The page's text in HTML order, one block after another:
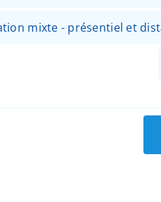
mixte - présentiel et